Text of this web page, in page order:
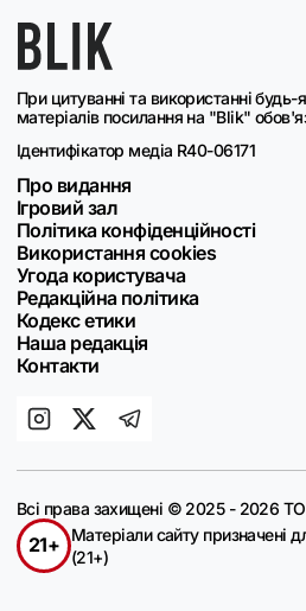
При цитуванні та використанні будь-
матеріалів посилання на "Blik"
Ідентифікатор медіа R40-06171
Про видання
Ігровий зал
Політика конфіденційності
Використання cookies
Угода користувача
Редакційна політика
Кодекс етики
Наша редакція
Контакти
Всі права захищені © 2025 - 2026
21+
Матеріали сайту призначені
(21+)